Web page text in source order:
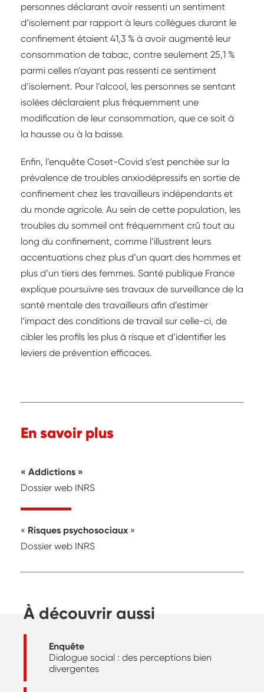
personnes déclarant avoir ressenti un sentiment
d’isolement par rapport à leurs collègues durant le
confinement étaient 41,3 % à avoir augmenté leur
consommation de tabac, contre seulement 25,1 %
parmi celles n’ayant pas ressenti ce sentiment
d’isolement. Pour l’alcool, les personnes se sentant
isolées déclaraient plus fréquemment une
modification de leur consommation, que ce soit à
la hausse ou à la baisse.
Enfin, l’enquête Coset-Covid s’est penchée sur la
prévalence de troubles anxiodépressifs en sortie de
confinement chez les travailleurs indépendants et
du monde agricole. Au sein de cette population, les
troubles du sommeil ont fréquemment crû tout au
long du confinement, comme l’illustrent leurs
accentuations chez plus d’un quart des hommes et
plus d’un tiers des femmes. Santé publique France
explique poursuivre ses travaux de surveillance de la
santé mentale des travailleurs afin d’estimer
l’impact des conditions de travail sur celle-ci, de
cibler les profils les plus à risque et d’identifier les
leviers de prévention efficaces.
En savoir plus
Addictions
Dossier web INRS
Risques psychosociaux
Dossier web INRS
À découvrir aussi
Enquête
Dialogue social : des perceptions bien
divergentes